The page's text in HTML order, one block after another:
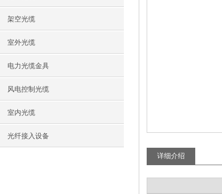
架空光缆
室外光缆
电力光缆金具
风电控制光缆
室内光缆
光纤接入设备
详细介绍